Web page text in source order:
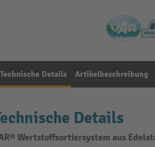
Technische Details Artikelbeschreibung
Details
Wertstoffsortiersystem aus